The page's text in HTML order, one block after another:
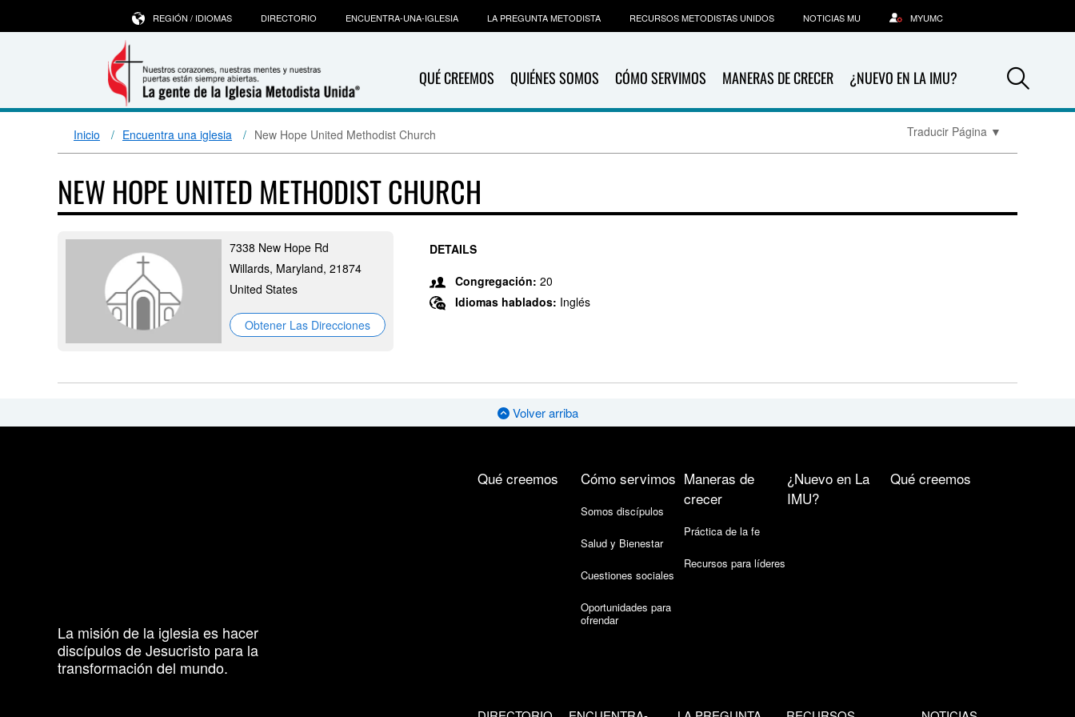
QUÉ CREEMOS QUIÉNES SOMOS CÓMO SERVIMOS MANERAS DE CRECER ¿NUEVO EN LA IMU?
REGIÓN / IDIOMAS DIRECTORIO ENCUENTRA-UNA-IGLESIA LA PREGUNTA METODISTA RECURSOS METODISTAS UNIDOS NOTICIAS MU MYUMC
Inicio Encuentra una iglesia New Hope United Methodist Church Traducir Página ▼
NEW HOPE UNITED METHODIST CHURCH
7338 New Hope Rd
Willards, Maryland, 21874
United States
Obtener Las Direcciones
DETAILS
Congregación: 20
Idiomas hablados: Inglés
Volver arriba
La misión de la iglesia es hacer
discípulos de Jesucristo para la
transformación del mundo.
Qué creemos Cómo servimos
Somos discípulos
Salud y Bienestar
Cuestiones sociales
Oportunidades para
ofrendar
Maneras de
crecer
Práctica de la fe
Recursos para líderes
¿Nuevo en La
IMU?
Qué creemos